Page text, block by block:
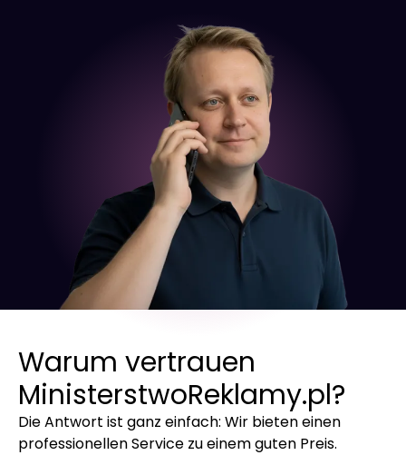
Warum vertrauen
MinisterstwoReklamy.pl?
Die Antwort ist ganz einfach: Wir bieten einen
professionellen Service zu einem guten Preis.